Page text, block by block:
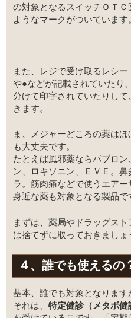
の対象となるスイッチＯＴ
ようなマークがついています。
また、レジで受け取るレシ
や●などが記載されていたり
分けて印字されていたりし
きます。
ま、メジャーどころの薬は
も大丈夫です。
たとえば風邪薬ならパブロ
ン、ロキソニン、ＥＶＥ。
ラ。筋肉痛などで使うエア
身近な薬も対象となる製品で
まずは、薬局やドラッグス
は捨てずに取っておきましょ
４、誰でも使えるの
基本、誰でも対象となります
それは、 特定健診（メタボ